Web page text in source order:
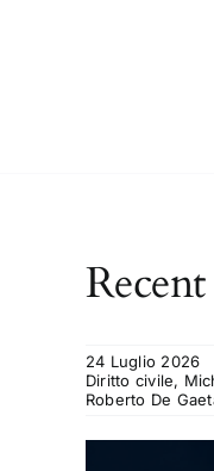
24 Luglio 2026
Diritto civile,
Roberto De